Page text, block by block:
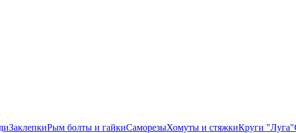
ЗаклепкиРым болты и гайкиСаморезыХомуты и стяжкиКруги "Луга"